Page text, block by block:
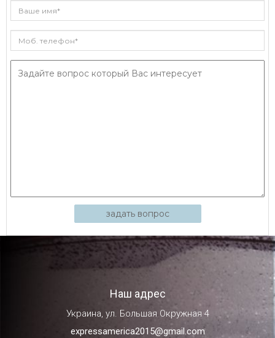
задать вопрос
Наш адрес
Украина, ул. Большая Окружная 4
expressamerica2015@gmail.com